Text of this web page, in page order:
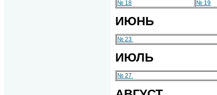
№ 18 № 19
ИЮНЬ
№ 23
ИЮЛЬ
№ 27